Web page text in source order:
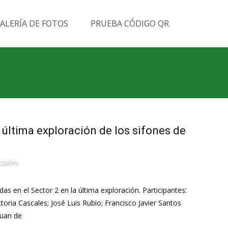
DE FOTOS PRUEBA CÓDIGO QR
última exploración de los sifones de
en el Sector 2 en la última exploración. Participantes:
Cascales; José Luis Rubio; Francisco Javier Santos
de